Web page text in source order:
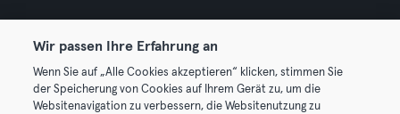
Wir passen Ihre Erfahrung an
Wenn Sie auf „Alle Cookies akzeptieren“ klicken, stimmen Sie
der Speicherung von Cookies auf Ihrem Gerät zu, um die
Websitenavigation zu verbessern, die Websitenutzung zu